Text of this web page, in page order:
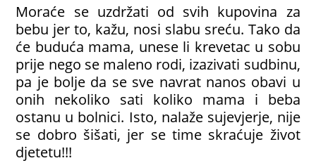
Moraće se uzdržati od svih kupovina za
bebu jer to, kažu, nosi slabu sreću. Tako da
će buduća mama, unese li krevetac u sobu
prije nego se maleno rodi, izazivati sudbinu,
pa je bolje da se sve navrat nanos obavi u
onih nekoliko sati koliko mama i beba
ostanu u bolnici. Isto, nalaže sujevjerje, nije
se dobro šišati, jer se time skraćuje život
djetetu!!!